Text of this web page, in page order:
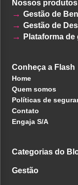
Nossos produtos
Gestão de
Gestão de
Plataforma de
Conheça a Flash
Home
Quem somos
Políticas de
Contato
Engaja S/A
Categorias do
Gestão